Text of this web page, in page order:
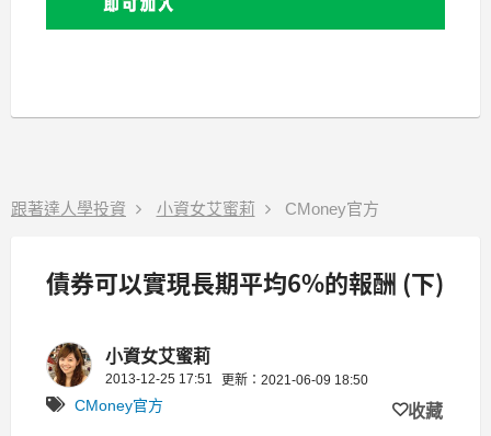
跟著達人學投資 小資女艾蜜莉 CMoney官方
債券可以實現長期平均6%的報酬 (下)
小資女艾蜜莉
2013-12-25 17:51 更新：2021-06-09 18:50
CMoney官方 收藏